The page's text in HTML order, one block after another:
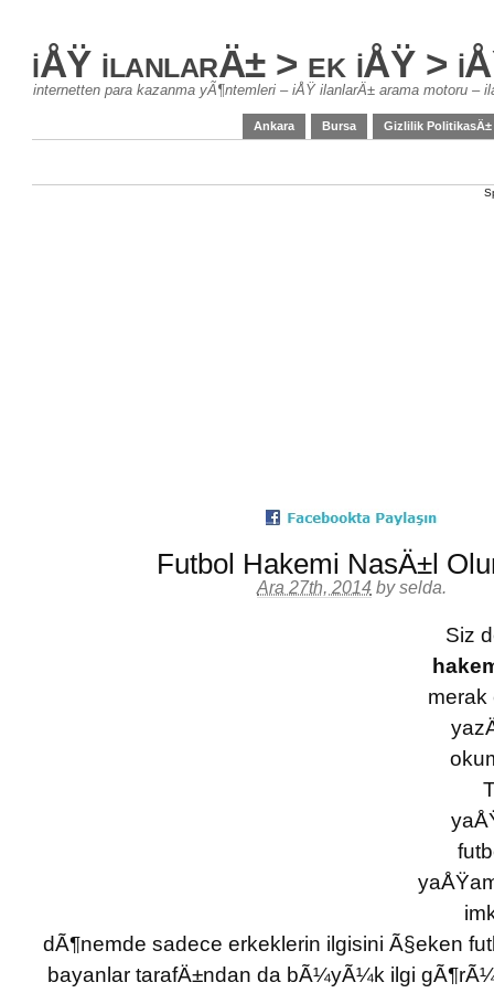
iÅŸ ilanlarÄ± > ek iÅŸ >
internetten para kazanma yÃ¶ntemleri – iÅŸ ilanlarÄ± arama motoru –
Ankara Bursa Gizlilik PolitikasÄ±
Futbol Hakemi NasÄ±l
Ara 27th, 2014 byselda.
Siz
merak
dÃ¶nemde sadece erkeklerin ilgisini Ã§eken
bayanlar tarafÄ±ndan da bÃ¼yÃ¼k ilgi